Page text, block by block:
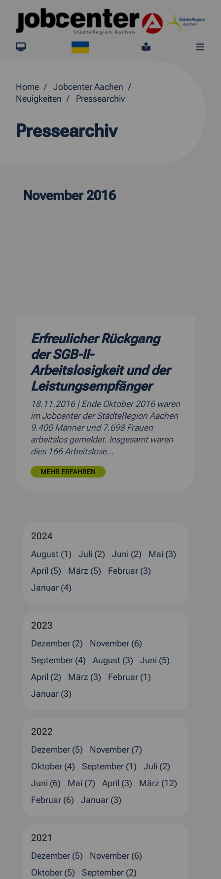
Springe direkt zum Inhalt
jobcenter.digital
Leichte
Home
Jobcenter Aachen
Neuigkeiten
Pressearchiv
Pressearchiv
November 2016
Erfreulicher Rückgang
der SGB-II-
Arbeitslosigkeit und der
Leistungsempfänger
18.11.2016 | Ende Oktober 2016 waren
im Jobcenter der StädteRegion Aachen
9.400 Männer und 7.698 Frauen
arbeitslos gemeldet. Insgesamt waren
dies 166 Arbeitslose…
MEHR ERFAHREN
2024
August (1) Juli (2) Juni (2)
Mai (3)
April (5)
März (5)
Februar (3)
Januar (4)
2023
Dezember (2)
November (6)
September (4)
August (3)
Juni (5)
April (2)
März (3)
Februar (1)
Januar (3)
2022
Dezember (5)
November (7)
Oktober (4)
September (1)
Juli (2)
Juni (6)
Mai (7) April (3)
März (12)
Februar (6)
Januar (3)
2021
Dezember (5)
November (6)
Oktober (5)
September (2)